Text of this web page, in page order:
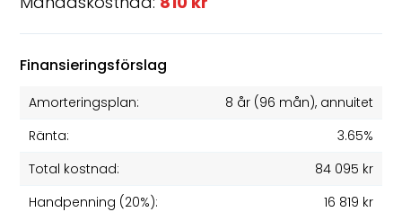
Finansieringsförslag
Amorteringsplan: 8 år(96 mån), annuitet
Ränta:
3.65%
Total kostnad:
84 095 kr
Handpenning (20%):
16 819 kr